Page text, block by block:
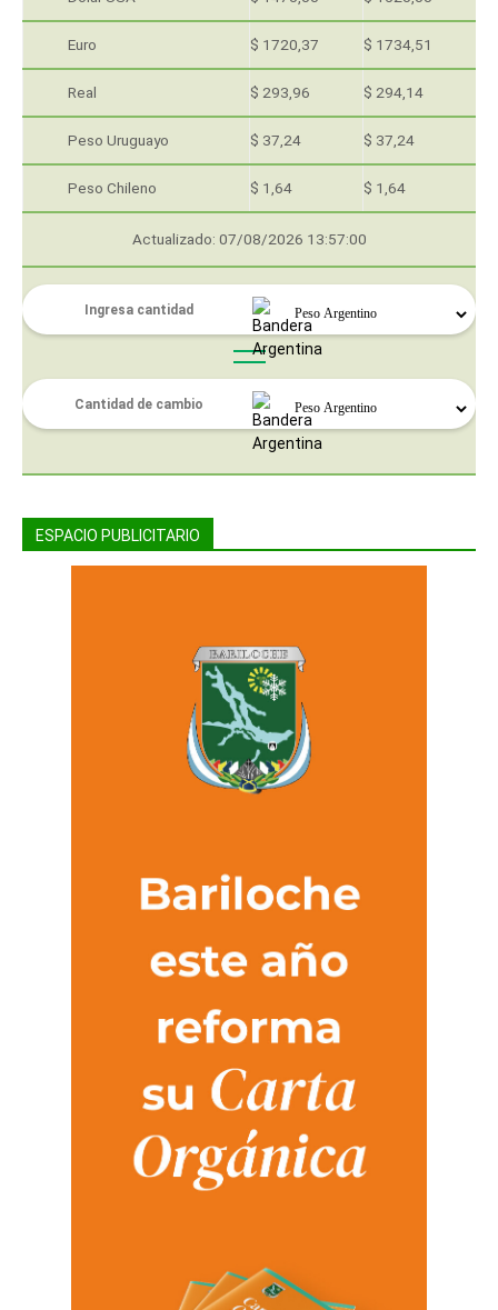
Euro $ 1720,37 $ 1734,51
Real $ 293,96 $ 294,14
Peso Uruguayo $ 37,24 $ 37,24
Peso Chileno $ 1,64 $ 1,64
Actualizado: 07/08/2026 13:57:00
ESPACIO PUBLICITARIO